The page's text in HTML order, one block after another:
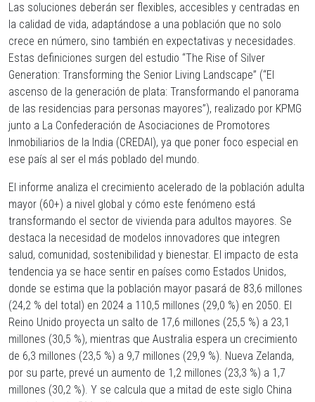
Las soluciones deberán ser flexibles, accesibles y centradas en
la calidad de vida, adaptándose a una población que no solo
crece en número, sino también en expectativas y necesidades.
Estas definiciones surgen del estudio “The Rise of Silver
Generation: Transforming the Senior Living Landscape” (“El
ascenso de la generación de plata: Transformando el panorama
de las residencias para personas mayores”), realizado por KPMG
junto a La Confederación de Asociaciones de Promotores
Inmobiliarios de la India (CREDAI), ya que poner foco especial en
ese país al ser el más poblado del mundo.
El informe analiza el crecimiento acelerado de la población adulta
mayor (60+) a nivel global y cómo este fenómeno está
transformando el sector de vivienda para adultos mayores. Se
destaca la necesidad de modelos innovadores que integren
salud, comunidad, sostenibilidad y bienestar. El impacto de esta
tendencia ya se hace sentir en países como Estados Unidos,
donde se estima que la población mayor pasará de 83,6 millones
(24,2 % del total) en 2024 a 110,5 millones (29,0 %) en 2050. El
Reino Unido proyecta un salto de 17,6 millones (25,5 %) a 23,1
millones (30,5 %), mientras que Australia espera un crecimiento
de 6,3 millones (23,5 %) a 9,7 millones (29,9 %). Nueva Zelanda,
por su parte, prevé un aumento de 1,2 millones (23,3 %) a 1,7
millones (30,2 %). Y se calcula que a mitad de este siglo China